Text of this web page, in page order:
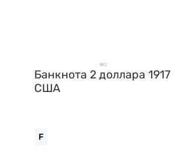
Банкнота 2 доллара 1917
США
F